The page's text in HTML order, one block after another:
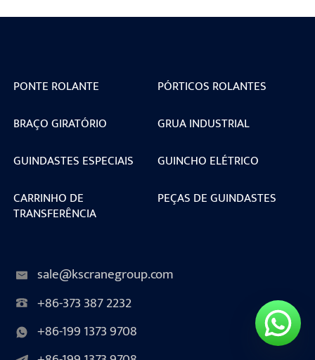
PONTE ROLANTE
PÓRTICOS ROLANTES
BRAÇO GIRATÓRIO
GRUA INDUSTRIAL
GUINDASTES ESPECIAIS
GUINCHO ELÉTRICO
CARRINHO DE
TRANSFERÊNCIA
PEÇAS DE GUINDASTES
sale@kscranegroup.com
+86-373 387 2232
+86-199 1373 9708